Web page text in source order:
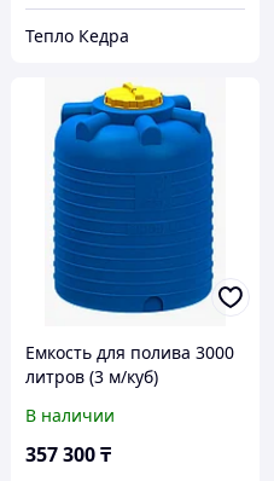
Тепло Кедра
Емкость для полива 3000
литров (3 м/куб)
В наличии
357 300₸